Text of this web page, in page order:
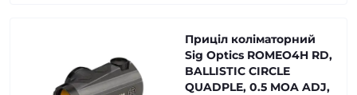
Приціл коліматорний
Sig Optics ROMEO4H RD,
BALLISTIC CIRCLE
QUADPLE, 0.5 MOA ADJ,